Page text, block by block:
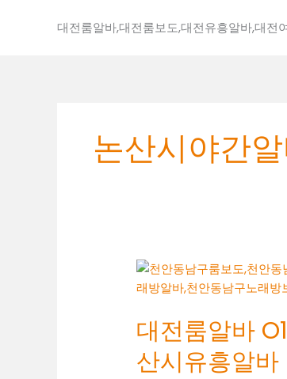
대전룸알바,대전룸보도,대전유흥알바,대전
논산시야간
대전룸알바
산시유흥알
대
전
알
O1O.2062.3474